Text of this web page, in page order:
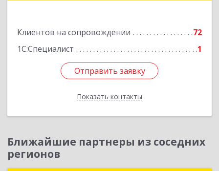
Клиентов на сопровождении
72
1С:Специалист
1
Отправить заявку
Показать контакты
Подробнее
Отправить заявку
Назад
Ближайшие партнеры из соседних
регионов